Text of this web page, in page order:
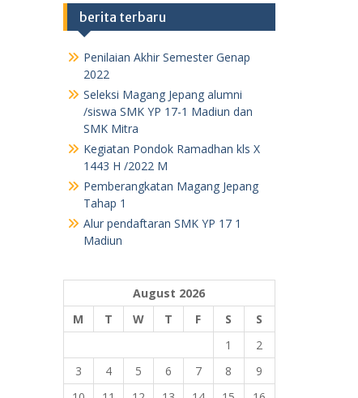
berita terbaru
Penilaian Akhir Semester Genap
2022
Seleksi Magang Jepang alumni
/siswa SMK YP 17-1 Madiun dan
SMK Mitra
Kegiatan Pondok Ramadhan kls X
1443 H /2022 M
Pemberangkatan Magang Jepang
Tahap 1
Alur pendaftaran SMK YP 17 1
Madiun
August 2026
M
T W T F S
S
1
2
3
4 5 6 7 8
9
10
11 12 13 14 15
16